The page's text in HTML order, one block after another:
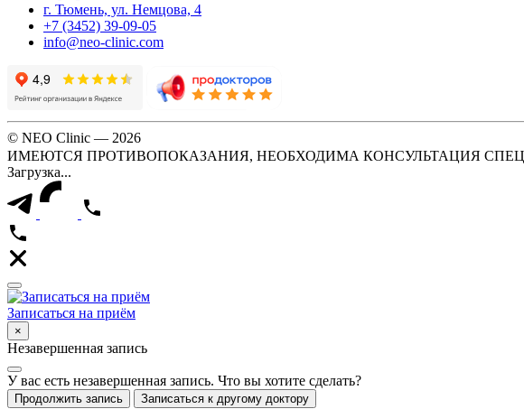
г. Тюмень, ул. Немцова, 4
+7 (3452) 39-09-05
info@neo-clinic.com
© NEO Clinic — 2026
ИМЕЮТСЯ ПРОТИВОПОКАЗАНИЯ, НЕОБХОДИМА КОНСУЛЬТАЦИЯ
Загрузка...
Записаться на приём
×
Незавершенная запись
У вас есть незавершенная запись. Что вы хотите сделать?
Продолжить запись Записаться к другому доктору